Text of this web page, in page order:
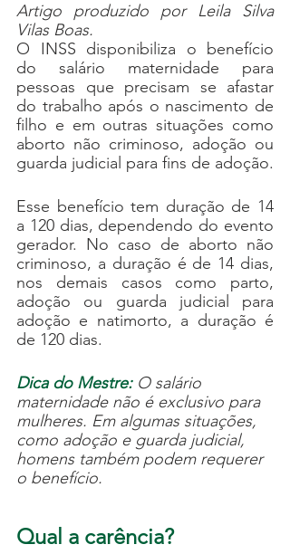
Artigo produzido por Leila Silva
Vilas Boas.
O INSS disponibiliza o benefício
do salário maternidade para
pessoas que precisam se afastar
do trabalho após o nascimento de
filho e em outras situações como
aborto não criminoso, adoção ou
guarda judicial para fins de adoção.
Esse benefício tem duração de 14
a 120 dias, dependendo do evento
gerador. No caso de aborto não
criminoso, a duração é de 14 dias,
nos demais casos como parto,
adoção ou guarda judicial para
adoção e natimorto, a duração é
de 120 dias.
Dica do Mestre: O salário
maternidade não é exclusivo para
mulheres. Em algumas situações,
como adoção e guarda judicial,
homens também podem requerer
o benefício.
Qual a carência?